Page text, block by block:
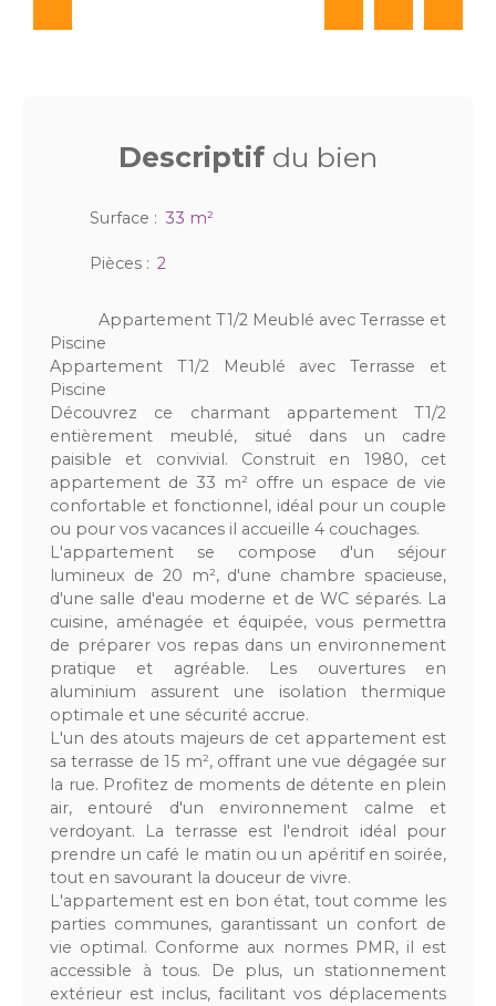
Descriptifdu bien
Surface : 33 m²
Pièces : 2
Appartement T1/2 Meublé avec Terrasse et
Piscine
Appartement T1/2 Meublé avec Terrasse et
Piscine
Découvrez ce charmant appartement T1/2
entièrement meublé, situé dans un cadre
paisible et convivial. Construit en 1980, cet
appartement de 33 m² offre un espace de vie
confortable et fonctionnel, idéal pour un couple
ou pour vos vacances il accueille 4 couchages.
L'appartement se compose d'un séjour
lumineux de 20 m², d'une chambre spacieuse,
d'une salle d'eau moderne et de WC séparés. La
cuisine, aménagée et équipée, vous permettra
de préparer vos repas dans un environnement
pratique et agréable. Les ouvertures en
aluminium assurent une isolation thermique
optimale et une sécurité accrue.
L'un des atouts majeurs de cet appartement est
sa terrasse de 15 m², offrant une vue dégagée sur
la rue. Profitez de moments de détente en plein
air, entouré d'un environnement calme et
verdoyant. La terrasse est l'endroit idéal pour
prendre un café le matin ou un apéritif en soirée,
tout en savourant la douceur de vivre.
L'appartement est en bon état, tout comme les
parties communes, garantissant un confort de
vie optimal. Conforme aux normes PMR, il est
accessible à tous. De plus, un stationnement
extérieur est inclus, facilitant vos déplacements